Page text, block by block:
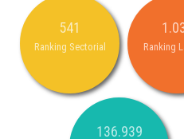
541
Ranking Sectorial Ranking
136.939